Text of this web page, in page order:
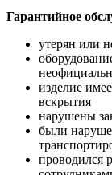
Гарантийное
утерян или
изделие
вскрытия
нарушены
были
проводился